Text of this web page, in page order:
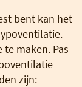
bent kan het
maken. Pas
zijn: